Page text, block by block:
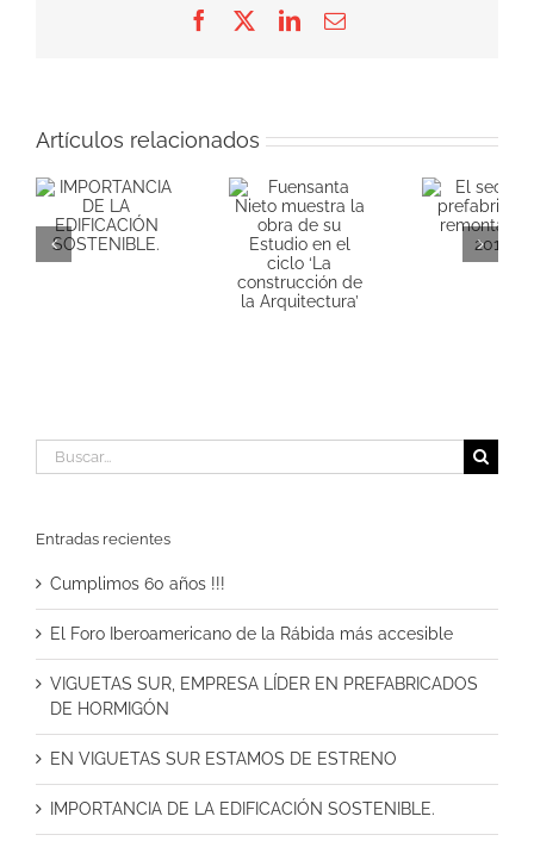
Facebook LinkedInCorreo
Artículos relacionados
Buscar:
Entradas recientes
Cumplimos 60 años !!!
El Foro Iberoamericano de la Rábida más accesible
VIGUETAS SUR, EMPRESA LÍDER EN PREFABRICADOS
DE HORMIGÓN
EN VIGUETAS SUR ESTAMOS DE ESTRENO
IMPORTANCIA DE LA EDIFICACIÓN SOSTENIBLE.